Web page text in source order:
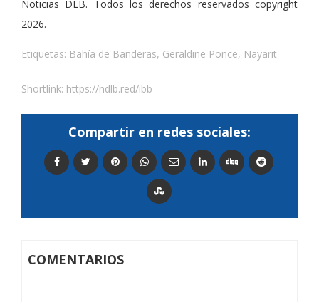
Noticias DLB. Todos los derechos reservados copyright
2026.
Etiquetas: Bahía de Banderas, Geraldine Ponce, Nayarit
Shortlink: https://ndlb.red/ibb
Compartir en redes sociales:
COMENTARIOS